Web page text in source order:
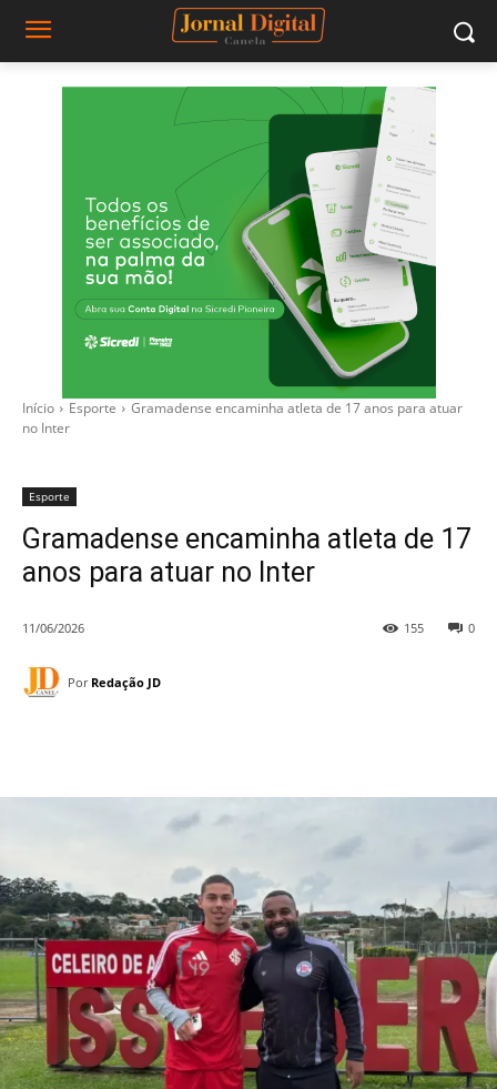
Início Esporte
Gramadense encaminha atleta de 17 anos para atuar
no Inter
Esporte
Gramadense encaminha atleta de 17
anos para atuar no Inter
11/06/2026 0
155
Por Redação JD